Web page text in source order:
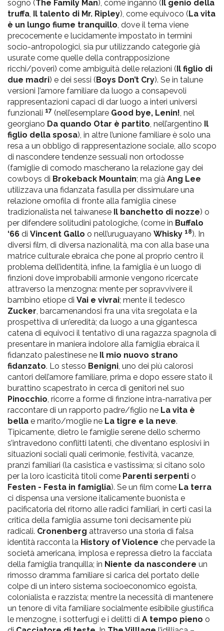
sogno (The Family Man), come inganno (Il genio della
truffa, Il talento di Mr. Ripley), come equivoco (La vita
è un lungo fiume tranquillo, dove il tema viene
precocemente e lucidamente impostato in termini
socio-antropologici, sia pur utilizzando categorie già
usurate come quelle della contrapposizione
ricchi/poveri) come ambiguità delle relazioni (Il figlio di
due madri) e dei sessi (Boys Don’t Cry). Se in talune
versioni ]’amore familiare da luogo a consapevoli
rappresentazioni capaci di dar luogo a interi universi
funzionali 17 (nell’esemplare Good bye, Lenin!, nel
georgiano Da quando Otar è partito, nell’argentino Il
figlio della sposa), in altre l’unione familiare è solo una
resa a un obbligo di rappresentazione sociale, allo scopo
di nascondere tendenze sessuali non ortodosse
(famiglie di comodo mascherano la relazione gay dei
cowboys di Brokeback Mountain; ma già Ang Lee
utilizzava una fidanzata fasulla per dissimulare una
relazione omofila di fronte alla famiglia cinese
tradizionalista nel taiwanese Il banchetto di nozze) o
per difendere solitudini patologiche, (come in Buffalo
‘66 di Vincent Gallo o nell’uruguayano Whisky 18). In
diversi film, di diversa nazionalità, ma con alla base una
matrice culturale ebraica che pone al proprio centro il
problema dell’identità, infine, la famiglia è un luogo di
finzioni dove improbabili armonie vengono ricercate
attraverso la menzogna: mente per sopravvivere il
bambino etiope di Vai e vivrai; mente il tedesco
Zucker, barcamenandosi fra una vita sregolata e la
prospettiva di un’eredità; da luogo a una gigantesca
catena di equivoci il tentativo di una ragazza spagnola di
presentare in maniera indolore alla famiglia ebraica il
fidanzato palestinese ne Il mio nuovo strano
fidanzato. Lo stesso Benigni, uno dei più calorosi
cantori dell’amore familiare, prima e dopo essere stato il
burattino scapestrato in cerca di genitori nel suo
Pinocchio, ricorre a forme di finzione intra-narrativa per
raccontare di un rapporto padre/figlio ne La vita è
bella e marito/moglie ne La tigre e la neve.
Tipicamente, dietro le famiglie serene dello schermo
s’intravedono conflitti latenti, che diventano esplosivi in
situazioni sociali quali cerimonie, festività, vacanze,
pranzi familiari (la casistica e vastissima; si citano solo
per la loro icasticità titoli come Parenti serpenti o
Festen - Festa in famiglia). Se un film come La terra
ci dispensa una versione italicamente buonista e
pacificatoria del ritorno alle radici familiari, in certi casi la
critica della famiglia assume toni decisamente più
radicali. Cronenberg attraverso una storia di falsa
identità racconta la History of Violence che pervade la
società americana, implosa e repressa dietro la facciata
della famiglia tranquilla; in Niente da nascondere un
rimosso dramma familiare si carica del portato delle
colpe di un intero sistema socioeconomico egoista,
colonialista e razzista; mentre la necessità di mantenere
un tenore di vita familiare socialmente esibibile giustifica
le menzogne, i sotterfugi e i delitti di A tempo pieno o